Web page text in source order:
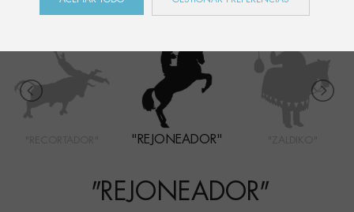
"REJONEADOR"
"REJONEADOR"